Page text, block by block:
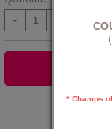
-
* Champs